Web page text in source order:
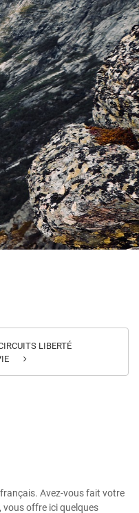
LIBERTÉ
Avez-vous fait votre
vous offre ici quelques